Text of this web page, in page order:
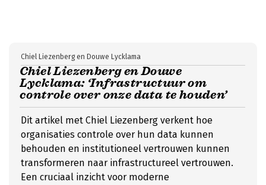
Chiel Liezenberg en Douwe
Lycklama: ‘Infrastructuur om
controle over onze data te houden’
Chiel Liezenberg en Douwe Lycklama
Dit artikel met Chiel Liezenberg verkent hoe
organisaties controle over hun data kunnen
behouden en institutioneel vertrouwen kunnen
transformeren naar infrastructureel vertrouwen.
Een cruciaal inzicht voor moderne